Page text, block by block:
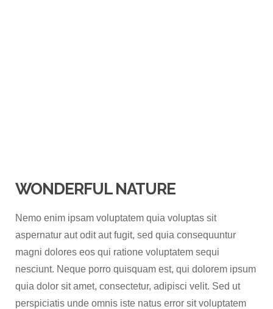
WONDERFUL NATURE
Nemo enim ipsam voluptatem quia voluptas sit
aspernatur aut odit aut fugit, sed quia consequuntur
magni dolores eos qui ratione voluptatem sequi
nesciunt. Neque porro quisquam est, qui dolorem ipsum
quia dolor sit amet, consectetur, adipisci velit. Sed ut
perspiciatis unde omnis iste natus error sit voluptatem